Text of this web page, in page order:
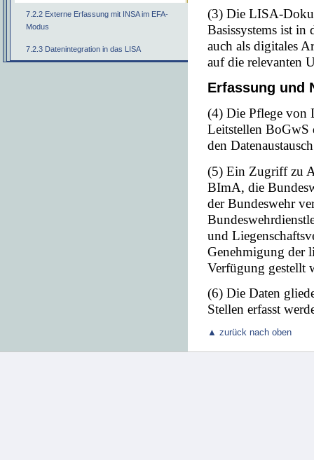
7.2.2 Externe Erfassung mit INSA im EFA-
Modus
7.2.3 Datenintegration in das LISA
(3) Die LISA-
Basissystems ist
auch als digitales
auf die relevanten
Erfassung und
(4) Die Pflege von
Leitstellen BoGwS
den
(5) Ein Zugriff zu
BImA, die
der Bundeswehr
und
Genehmigung der
Verfügung gestellt
(6) Die Daten
Stellen erfasst
▲ zurück nach oben